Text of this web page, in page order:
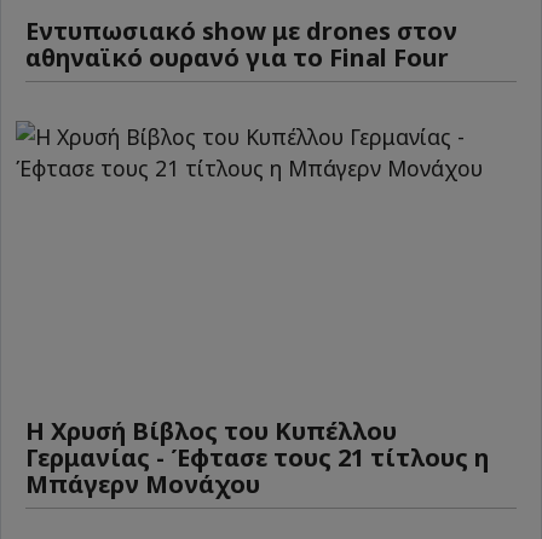
Εντυπωσιακό show με drones στον
αθηναϊκό ουρανό για το Final Four
Η Χρυσή Βίβλος του Κυπέλλου
Γερμανίας - Έφτασε τους 21 τίτλους η
Μπάγερν Μονάχου